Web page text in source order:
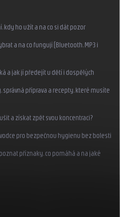
kdy ho užít a na co si dát pozor
a na co fungují (Bluetooth, MP3 i
a jak jí předejít u dětí i dospělých
příprava a recepty, které musíte
a získat zpět svou koncentraci?
pro bezpečnou hygienu bez bolesti
příznaky, co pomáhá a na jaké